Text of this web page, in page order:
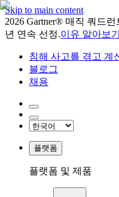
Skip to main content
2026 Gartner® 매직 쿼드
년 연속 선정.이유 알아보기
침해 사고를 겪고 계
블로그
채용
플랫폼
플랫폼 및 제품